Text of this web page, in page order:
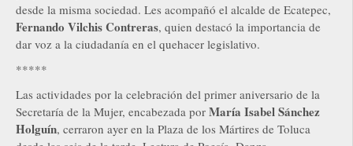
desde la misma sociedad. Les acompañó el alcalde de Ecatepec,
Fernando Vilchis Contreras, quien destacó la importancia de
dar voz a la ciudadanía en el quehacer legislativo.
*****
Las actividades por la celebración del primer aniversario de la
Secretaría de la Mujer, encabezada por María Isabel Sánchez
Holguín, cerraron ayer en la Plaza de los Mártires de Toluca